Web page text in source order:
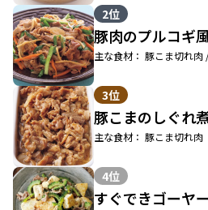
2位
豚肉のプルコギ
主な食材： 豚こま切れ肉
3位
豚こまのしぐれ
主な食材： 豚こま切れ肉
4位
すぐできゴーヤ